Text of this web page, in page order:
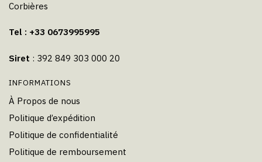
Corbières
Tel : +33 0673995995
Siret : 392 849 303 000 20
INFORMATIONS
À Propos de nous
Politique d’expédition
Politique de confidentialité
Politique de remboursement